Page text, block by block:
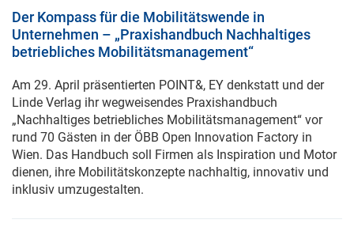
Der Kompass für die Mobilitätswende in
Unternehmen – „Praxishandbuch Nachhaltiges
betriebliches Mobilitätsmanagement“
Am 29. April präsentierten POINT&, EY denkstatt und der
Linde Verlag ihr wegweisendes Praxishandbuch
„Nachhaltiges betriebliches Mobilitätsmanagement“ vor
rund 70 Gästen in der ÖBB Open Innovation Factory in
Wien. Das Handbuch soll Firmen als Inspiration und Motor
dienen, ihre Mobilitätskonzepte nachhaltig, innovativ und
inklusiv umzugestalten.